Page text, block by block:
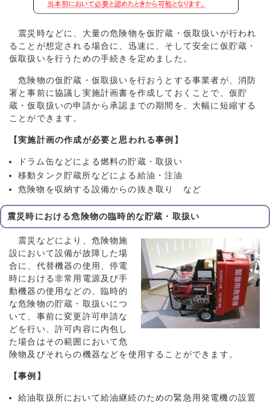
震災時などに、大量の危険物を仮貯蔵・仮取扱いが行われ
ることが想定される場合に、迅速に、そして安全に仮貯蔵・
仮取扱いを行うための手続きを定めました。
危険物の仮貯蔵・仮取扱いを行おうとする事業者が、消防
署と事前に協議し実施計画書を作成しておくことで、仮貯
蔵・仮取扱いの申請から承認までの期間を、大幅に短縮する
ことができます。
【実施計画の作成が必要と思われる事例】
ドラム缶などによる燃料の貯蔵・取扱い
移動タンク貯蔵所などによる給油・注油
危険物を収納する設備からの抜き取り など
震災時における危険物の臨時的な貯蔵・取扱い
震災などにより、危険物施
設において設備が故障した場
合に、代替機器の使用、停電
時における非常用電源及び手
動機器の使用などの、臨時的
な危険物の貯蔵・取扱いにつ
いて、事前に変更許可申請な
どを行い、許可内容に内包し
た場合はその範囲において危
険物及びそれらの機器などを使用することができます。
【事例】
給油取扱所において給油継続のための緊急用発電機の設置